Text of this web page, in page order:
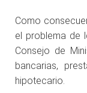
Como
el problema de
Consejo de
bancarias,
hipotecario.